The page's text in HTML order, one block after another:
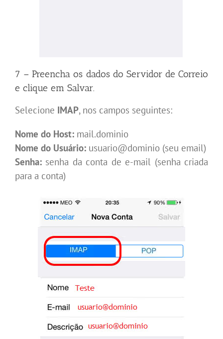
7 – Preencha os dados do Servidor de Correio
e clique em Salvar.
Selecione IMAP, nos campos seguintes:
Nome do Host: mail.dominio
Nome do Usuário: usuario@dominio (seu email)
Senha: senha da conta de e-mail (senha criada
para a conta)